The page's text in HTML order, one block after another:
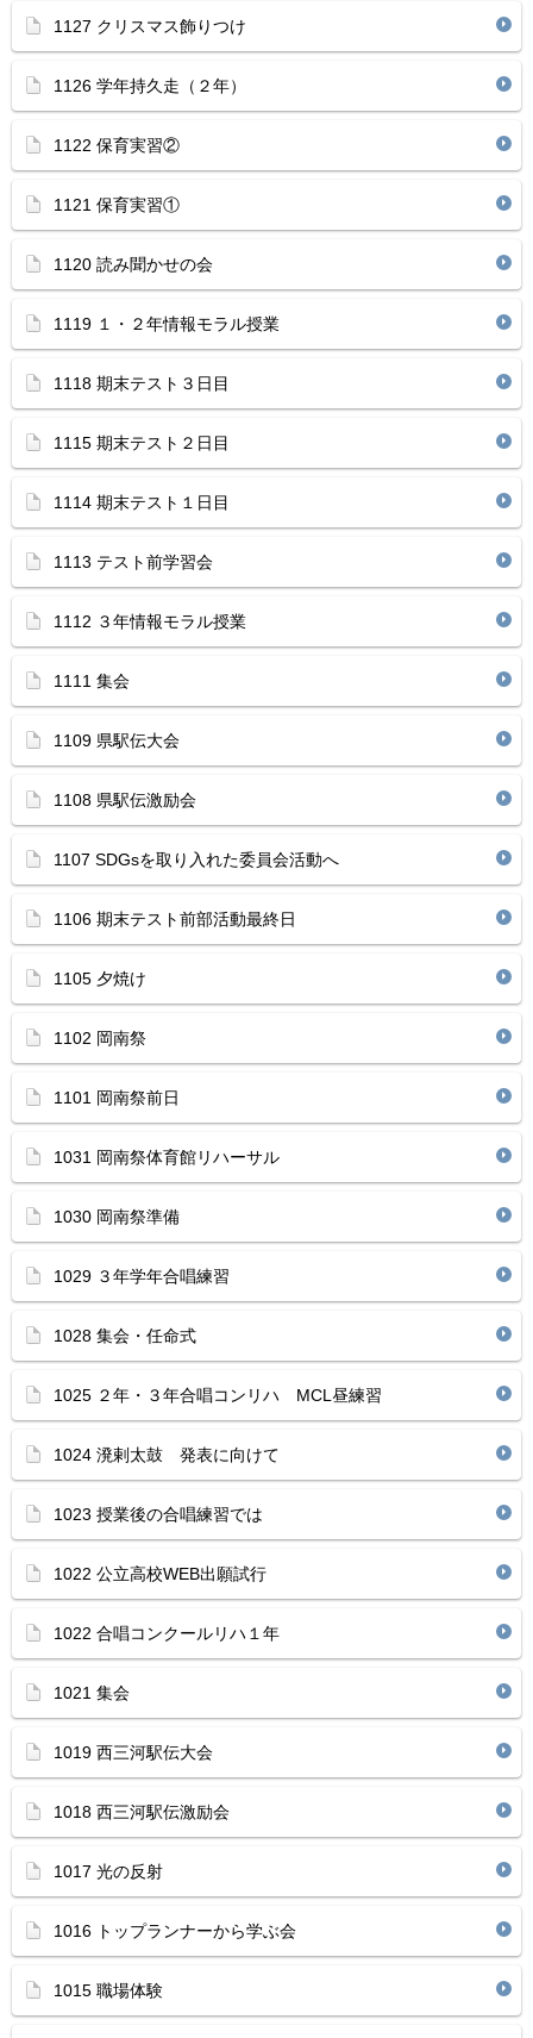
1127 クリスマス飾りつけ
1126 学年持久走（２年）
1122 保育実習②
1121 保育実習①
1120 読み聞かせの会
1119 １・２年情報モラル授業
1118 期末テスト３日目
1115 期末テスト２日目
1114 期末テスト１日目
1113 テスト前学習会
1112 ３年情報モラル授業
1111 集会
1109 県駅伝大会
1108 県駅伝激励会
1107 SDGsを取り入れた委員会活動へ
1106 期末テスト前部活動最終日
1105 夕焼け
1102 岡南祭
1101 岡南祭前日
1031 岡南祭体育館リハーサル
1030 岡南祭準備
1029 ３年学年合唱練習
1028 集会・任命式
1025 ２年・３年合唱コンリハ MCL昼練習
1024 溌剌太鼓 発表に向けて
1023 授業後の合唱練習では
1022 公立高校WEB出願試行
1022 合唱コンクールリハ１年
1021 集会
1019 西三河駅伝大会
1018 西三河駅伝激励会
1017 光の反射
1016 トップランナーから学ぶ会
1015 職場体験